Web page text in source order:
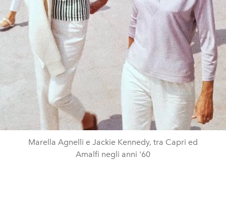
Marella Agnelli e Jackie Kennedy, tra Capri ed
Amalfi negli anni '60